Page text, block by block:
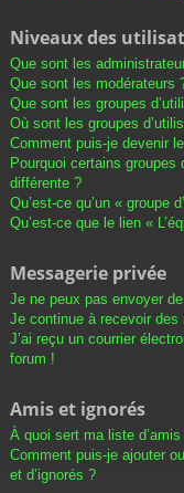
Niveaux des
Que sont les
Que sont les modérateurs
Que sont les groupes
Où sont les groupes
Comment puis-je devenir
Pourquoi certains groupes
différente ?
Qu’est-ce qu’un « groupe
Qu’est-ce que le lien «
Messagerie privée
Je ne peux pas envoyer
Je continue à recevoir
J’ai reçu un courrier
forum !
Amis et ignorés
À quoi sert ma liste d’amis
Comment puis-je ajouter
et d’ignorés ?